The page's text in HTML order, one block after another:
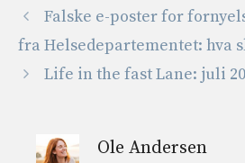
Falske e-poster for
fra Helsedepartementet: hva
Life in the fast Lane: juli
Ole Andersen